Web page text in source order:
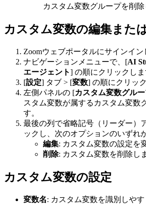
カスタム変数グループを削除
カスタム変数の編集また
Zoomウェブポータルにサインイン
ナビゲーションメニューで、[AI
エージェント] の順にクリックしま
[設定] タブ > [変数] の順にクリッ
左側パネルの [カスタム変数グル
スタム変数が属するカスタム変数
す。
最後の列で省略記号（リーダー）
ックし、次のオプションのいずれ
編集: カスタム変数の設定を
削除: カスタム変数を削除し
カスタム変数の設定
変数名: カスタム変数を識別しや